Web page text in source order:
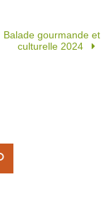
Balade gourmande et
culturelle 2024